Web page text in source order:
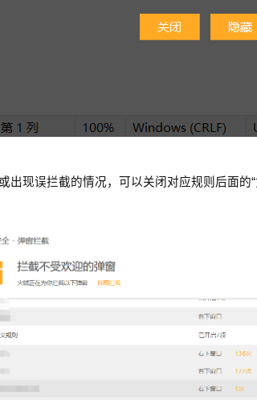
出现误拦截的情况，可以关闭对应规则后面的“